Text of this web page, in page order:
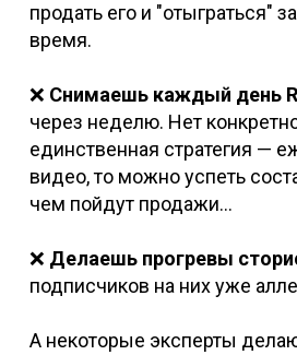
продать его и "отыграться"
время.
❌ Снимаешь каждый день
через неделю. Нет
единственная стратегия —
видео, то можно успеть
чем пойдут продажи...
❌ Делаешь прогревы
подписчиков на них уже
А некоторые эксперты